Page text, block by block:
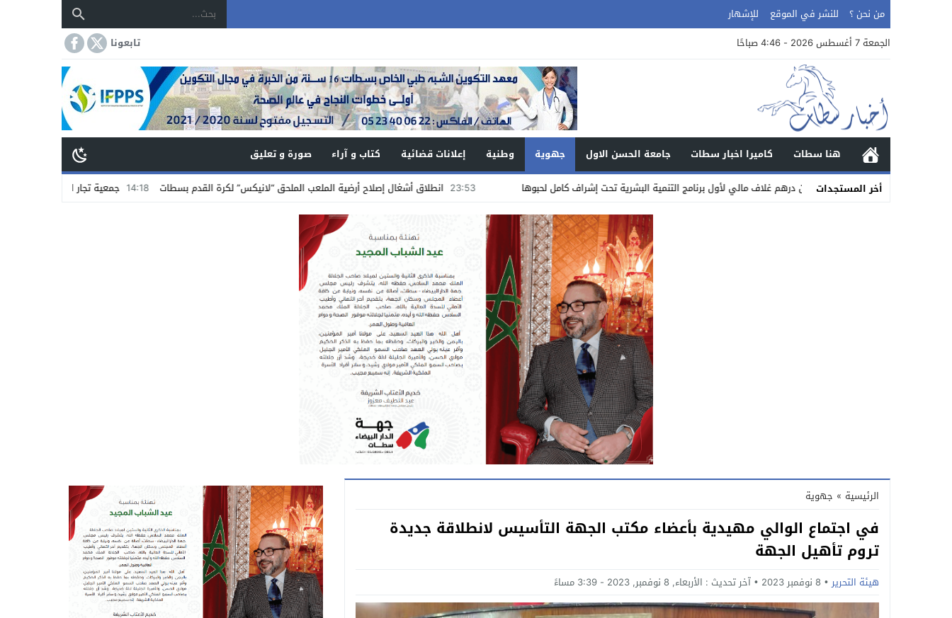
من نحن ؟ للنشر في الموقع
للإشهار
الجمعة 7 أغسطس 2026 - 4:46 صباحًا
تابعونا
هنا سطات كاميرا اخبار سطات جامعة الحسن الاول جهوية وطنية إعلانات قضائية كتاب و آراء
صورة و تعليق
أخر المستجدات
23:53 انطلاق أشغال إصلاح أرضية الملعب الملحق “لانيكس” لكرة القدم بسطات 14:18 جمعية تجار الشاوية بسطات تستنكر الاعتداء على تاجر مواد
الرئيسية » جهوية
في اجتماع الوالي مهيدية بأعضاء مكتب الجهة التأسيس لانطلاقة جديدة
تروم تأهيل الجهة
هيئة التحرير 8 نوفمبر 2023 آخر تحديث : الأربعاء, 8 نوفمبر, 2023 - 3:39 مساءً